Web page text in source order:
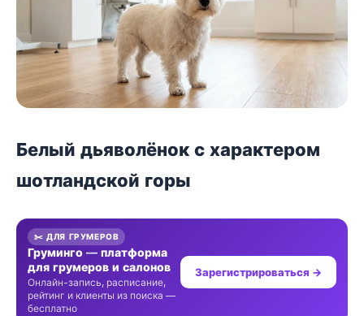
Белый дьяволёнок с характером
шотландской горы
✂️ ДЛЯ ГРУМЕРОВ
Груминго — платформа
для грумеров и салонов
Онлайн-запись, расписание,
рейтинг и клиенты из поиска —
бесплатно
Зарегистрироваться →